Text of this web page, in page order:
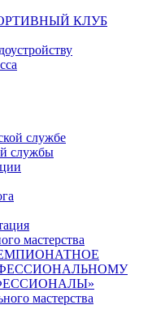
КЛУБ
службе
службы
мастерства
мастерства